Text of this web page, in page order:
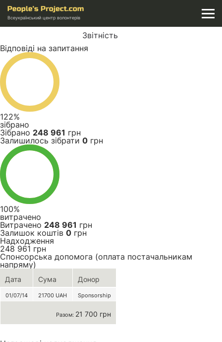
Всеукраїнський центр волонтерів
Звітність
Відповіді на запитання
122%
зібрано
Зібрано 248 961 грн
Залишилось зібрати 0 грн
100%
витрачено
Витрачено 248 961 грн
Залишок коштів 0 грн
Надходження
248 961 грн
Спонсорська допомога (оплата постачальникам
напряму)
Дата Сума Донор
01/07/14 21700 UAH Sponsorship
Разом: 21 700 грн